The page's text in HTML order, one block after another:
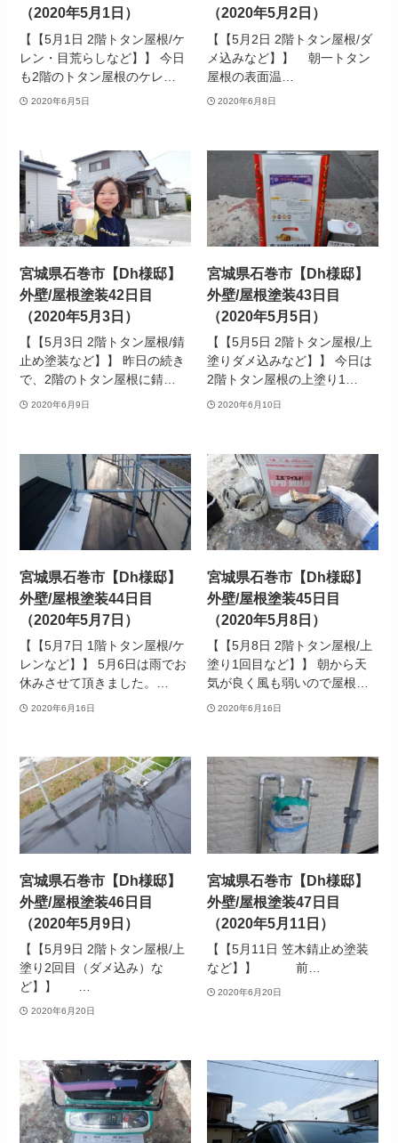
（2020年5月1日）
【【5月1日 2階トタン屋根/ケ
レン・目荒らしなど】】 今日
も2階のトタン屋根のケレ…
2020年6月5日
（2020年5月2日）
【【5月2日 2階トタン屋根/ダ
メ込みなど】】 朝一トタン
屋根の表面温…
2020年6月8日
宮城県石巻市【Dh様邸】
外壁/屋根塗装42日目
（2020年5月3日）
【【5月3日 2階トタン屋根/錆
止め塗装など】】 昨日の続き
で、2階のトタン屋根に錆…
2020年6月9日
宮城県石巻市【Dh様邸】
外壁/屋根塗装43日目
（2020年5月5日）
【【5月5日 2階トタン屋根/上
塗りダメ込みなど】】 今日は
2階トタン屋根の上塗り1…
2020年6月10日
宮城県石巻市【Dh様邸】
外壁/屋根塗装44日目
（2020年5月7日）
【【5月7日 1階トタン屋根/ケ
レンなど】】 5月6日は雨でお
休みさせて頂きました。…
2020年6月16日
宮城県石巻市【Dh様邸】
外壁/屋根塗装45日目
（2020年5月8日）
【【5月8日 2階トタン屋根/上
塗り1回目など】】 朝から天
気が良く風も弱いので屋根…
2020年6月16日
宮城県石巻市【Dh様邸】
外壁/屋根塗装46日目
（2020年5月9日）
【【5月9日 2階トタン屋根/上
塗り2回目（ダメ込み）な
ど】】 …
2020年6月20日
宮城県石巻市【Dh様邸】
外壁/屋根塗装47日目
（2020年5月11日）
【【5月11日 笠木錆止め塗装
など】】 前…
2020年6月20日